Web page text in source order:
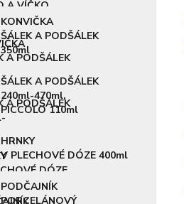
KONVIČKA
ŠÁLEK A PODŠÁLEK
350ml
ŠÁLEK A PODŠÁLEK
240ml-470ml,
PICCOLO 110ml
HRNKY
V PLECHOVÉ DÓZE 400ml
PODČAJNÍK
PORCELÁNOVÝ